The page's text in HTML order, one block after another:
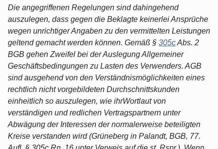
Die angegriffenen Regelungen sind dahingehend
auszulegen, dass gegen die Beklagte keinerlei Ansprüche
wegen unrichtiger Angaben zu den vermittelten Leistungen
geltend gemacht werden können. Gemäß § 305cAbs. 2
BGB gehen Zweifel bei der Auslegung Allgemeiner
Geschäftsbedingungen zu Lasten des Verwenders. AGB
sind ausgehend von den Verständnismöglichkeiten eines
rechtlich nicht vorgebildeten Durchschnittskunden
einheitlich so auszulegen, wie ihrWortlaut von
verständigen und redlichen Vertragspartnern unter
Abwägung der Interessen der normalerweise beteiligten
Kreise verstanden wird (Grüneberg in Palandt, BGB, 77.